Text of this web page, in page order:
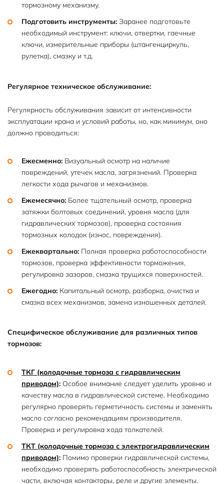
тормозному механизму.
Подготовить инструменты: Заранее подготовьте
необходимый инструмент: ключи, отвертки, гаечные
ключи, измерительные приборы (штангенциркуль,
рулетка), смазку и т.д.
Регулярное техническое обслуживание:
Регулярность обслуживания зависит от интенсивности
эксплуатации крана и условий работы, но, как минимум, оно
должно проводиться:
Ежесменно: Визуальный осмотр на наличие
повреждений, утечек масла, загрязнений. Проверка
легкости хода рычагов и механизмов.
Ежемесячно: Более тщательный осмотр, проверка
затяжки болтовых соединений, уровня масла (для
гидравлических тормозов), проверка состояния
тормозных колодок (износ, повреждения).
Ежеквартально: Полная проверка работоспособности
тормозов, проверка эффективности торможения,
регулировка зазоров, смазка трущихся поверхностей.
Ежегодно: Капитальный осмотр, разборка, очистка и
смазка всех механизмов, замена изношенных деталей.
Специфическое обслуживание для различных типов
тормозов:
ТКГ (колодочные тормоза с гидравлическим
приводом): Особое внимание следует уделить уровню и
качеству масла в гидравлической системе. Необходимо
регулярно проверять герметичность системы и заменять
масло согласно рекомендациям производителя.
Проверка и регулировка хода толкателей.
ТКТ (колодочные тормоза с электрогидравлическим
приводом): Помимо проверки гидравлической системы,
необходимо проверять работоспособность электрической
части, включая контакторы, реле и другие элементы.